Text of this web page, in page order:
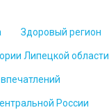
Здоровый регион
Липецкой области
России